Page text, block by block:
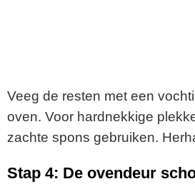
Veeg de resten met een
oven. Voor hardnekkige
zachte spons gebruiken.
Stap 4: De ovendeur